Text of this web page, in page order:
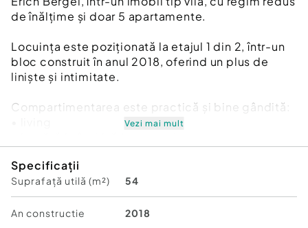
de înălțime și doar 5 apartamente.
Locuința este poziționată la etajul 1 din 2, într-un
bloc construit în anul 2018, oferind un plus de
liniște și intimitate.
Compartimentarea este practică și bine gândită:
• baie (cu geam)
• dormitor
Apartamentul dispune de balcon cu acces atât
Vezi mai mult
Specificații
Suprafață utilă (m²) 54
An constructie 2018